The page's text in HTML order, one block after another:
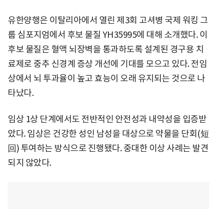
유한양행은 이탈리아에서 열린 제3회 고셔병 국제 워킹 그
룹 심포지엄에서 후보 물질 YH35995에 대해 소개했다. 이
후보 물질은 혈액 뇌장벽을 통과하도록 설계된 경구용 치
료제로 중추 신경계 증상 개선에 기대를 모으고 있다. 전임
상에서 뇌 투과율이 높고 효능이 오래 유지되는 것으로 나
타났다.
임상 1상 단계에서도 전반적인 안전성과 내약성을 입증받
았다. 임상은 건강한 성인 남성을 대상으로 약물을 단회(短
回) 투여하는 방식으로 진행됐다. 중대한 이상 사례는 발견
되지 않았다.